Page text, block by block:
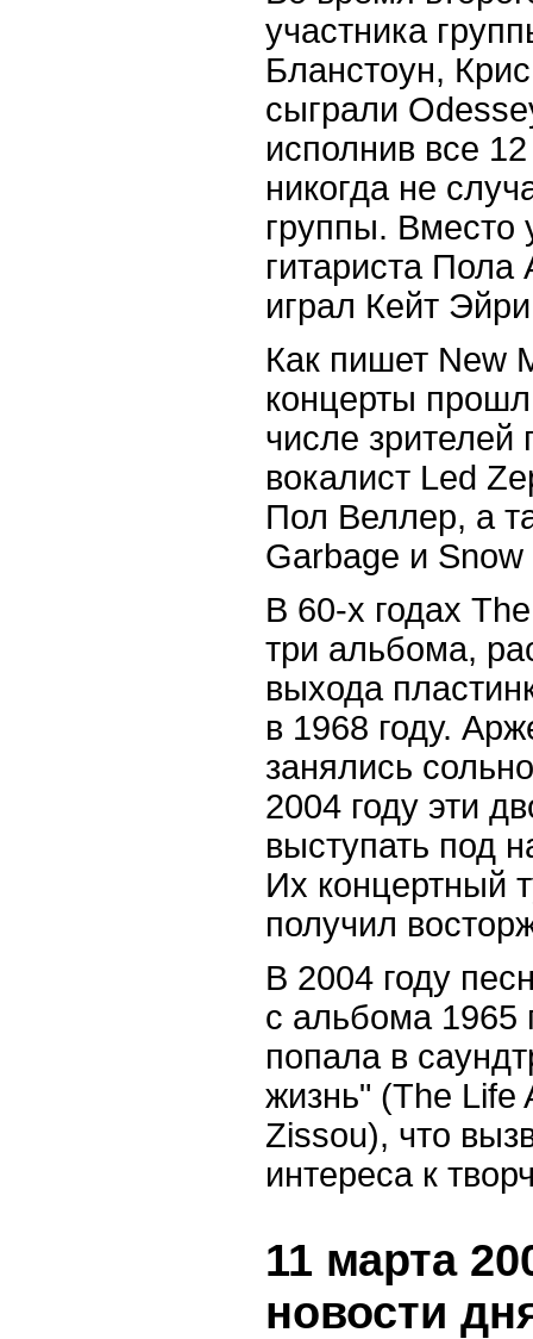
участника
Бланстоун,
сыграли
исполнив все
никогда не
группы. Вместо
гитариста Пола
играл Кейт
Как пишет New
концерты
числе зрителей
вокалист Led
Пол Веллер, а
Garbage и Snow
В 60-x годах
три альбома,
выхода
в 1968 году.
занялись
2004 году эти
выступать под
Их концертный
получил
В 2004 году
с альбома 1965
попала в
жизнь" (The Life
Zissou), что
интереса к
11 марта
новости